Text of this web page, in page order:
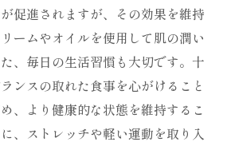
促進されますが、その効果を維持
ームやオイルを使用して肌の潤い
、毎日の生活習慣も大切です。十
ンスの取れた食事を心がけること
、より健康的な状態を維持するこ
、ストレッチや軽い運動を取り入